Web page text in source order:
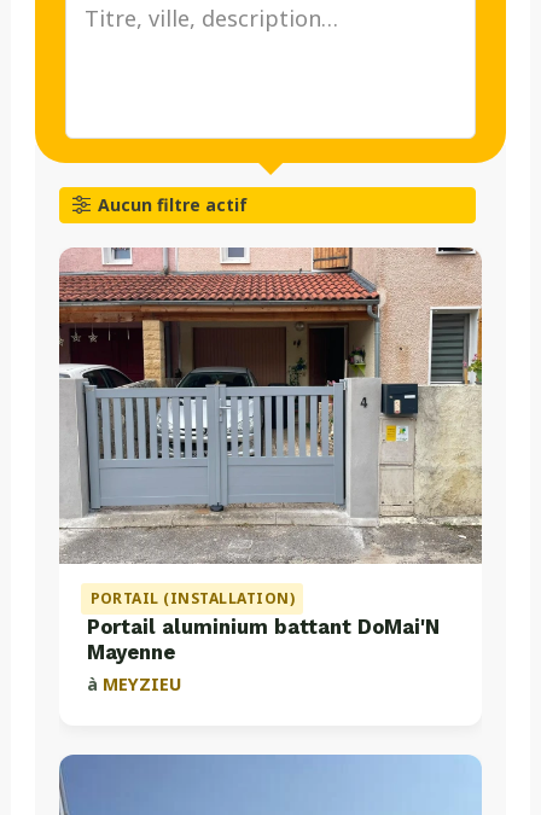
Aucun filtre actif
PORTAIL (INSTALLATION)
Portail aluminium battant DoMai'N
Mayenne
à MEYZIEU